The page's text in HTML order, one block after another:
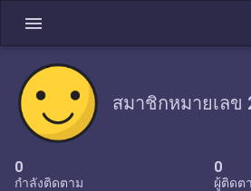
menu
สมาชิกหมายเลข
0
กำลังติดตาม
0
ผู้ติดต